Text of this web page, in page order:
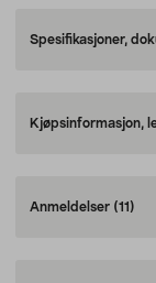
Spesifikasjoner,
Kjøpsinformasjon,
Anmeldelser (11)